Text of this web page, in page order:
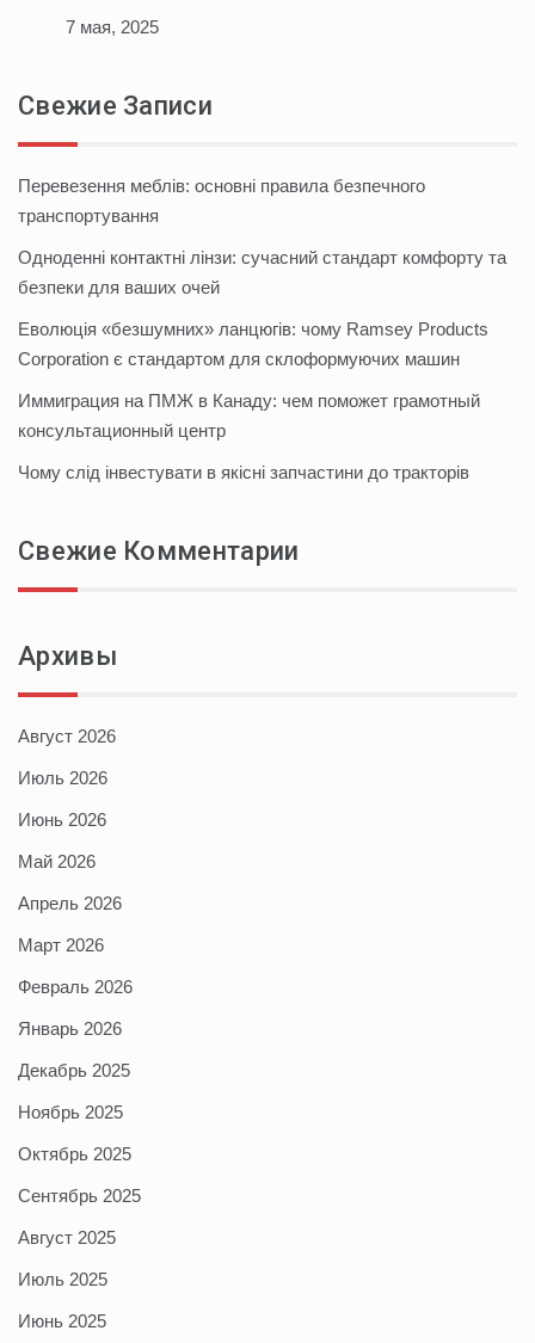
7 мая, 2025
Свежие Записи
Перевезення меблів: основні правила безпечного
транспортування
Одноденні контактні лінзи: сучасний стандарт комфорту та
безпеки для ваших очей
Еволюція «безшумних» ланцюгів: чому Ramsey Products
Corporation є стандартом для склоформуючих машин
Иммиграция на ПМЖ в Канаду: чем поможет грамотный
консультационный центр
Чому слід інвестувати в якісні запчастини до тракторів
Свежие Комментарии
Архивы
Август 2026
Июль 2026
Июнь 2026
Май 2026
Апрель 2026
Март 2026
Февраль 2026
Январь 2026
Декабрь 2025
Ноябрь 2025
Октябрь 2025
Сентябрь 2025
Август 2025
Июль 2025
Июнь 2025